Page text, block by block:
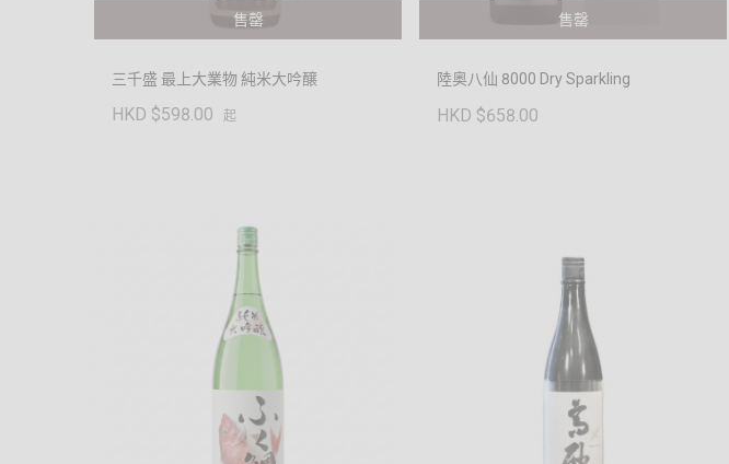
售罄
三千盛 最上大業物 純米大吟醸
HKD $598.00 起
售罄
陸奥八仙 8000 Dry Sparkling
HKD $658.00